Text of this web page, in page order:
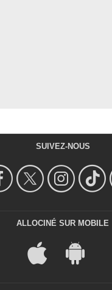
SUIVEZ-NOUS
ALLOCINÉ SUR MOBILE